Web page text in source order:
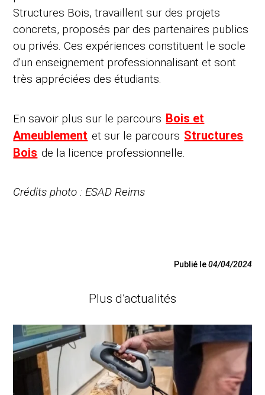
Structures Bois, travaillent sur des projets
concrets, proposés par des partenaires publics
ou privés. Ces expériences constituent le socle
d'un enseignement professionnalisant et sont
très appréciées des étudiants.
En savoir plus sur le parcours Bois et
Ameublement et sur le parcours Structures
Bois de la licence professionnelle.
Crédits photo : ESAD Reims
Publié le04/04/2024
Plus d’actualités